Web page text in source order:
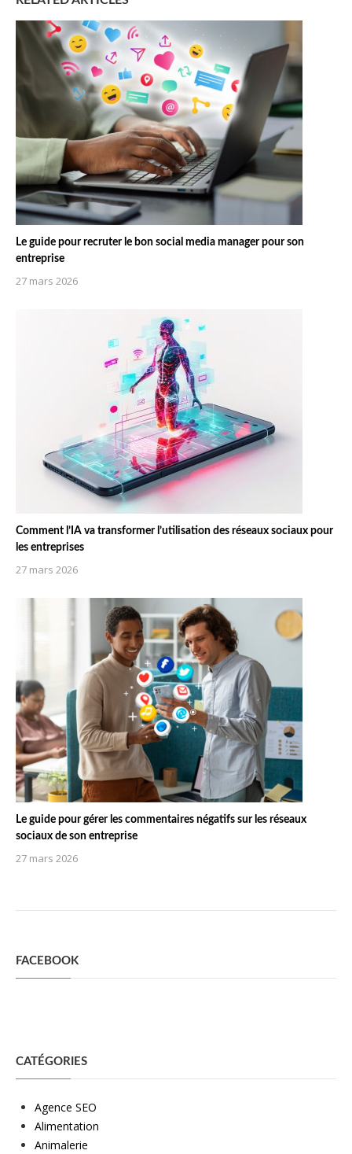
Le guide pour recruter le bon social media manager pour son
entreprise
27 mars 2026
Comment l’IA va transformer l’utilisation des réseaux sociaux pour
les entreprises
27 mars 2026
Le guide pour gérer les commentaires négatifs sur les réseaux
sociaux de son entreprise
27 mars 2026
FACEBOOK
CATÉGORIES
Agence SEO
Alimentation
Animalerie